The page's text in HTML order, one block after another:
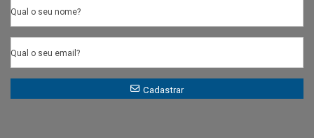
Qual o seu nome?
Qual o seu email?
Cadastrar